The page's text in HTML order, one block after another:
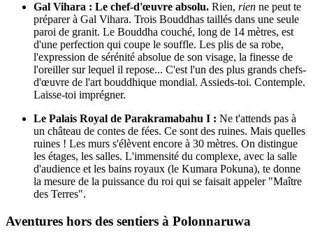
Gal Vihara : Le chef-d'œuvre absolu. Rien, rien ne peut te
préparer à Gal Vihara. Trois Bouddhas taillés dans une seule
paroi de granit. Le Bouddha couché, long de 14 mètres, est
d'une perfection qui coupe le souffle. Les plis de sa robe,
l'expression de sérénité absolue de son visage, la finesse de
l'oreiller sur lequel il repose... C'est l'un des plus grands chefs-
d'œuvre de l'art bouddhique mondial. Assieds-toi. Contemple.
Laisse-toi imprégner.
Le Palais Royal de Parakramabahu I : Ne t'attends pas à
un château de contes de fées. Ce sont des ruines. Mais quelles
ruines ! Les murs s'élèvent encore à 30 mètres. On distingue
les étages, les salles. L'immensité du complexe, avec la salle
d'audience et les bains royaux (le Kumara Pokuna), te donne
la mesure de la puissance du roi qui se faisait appeler "Maître
des Terres".
Aventures hors des sentiers à Polonnaruwa